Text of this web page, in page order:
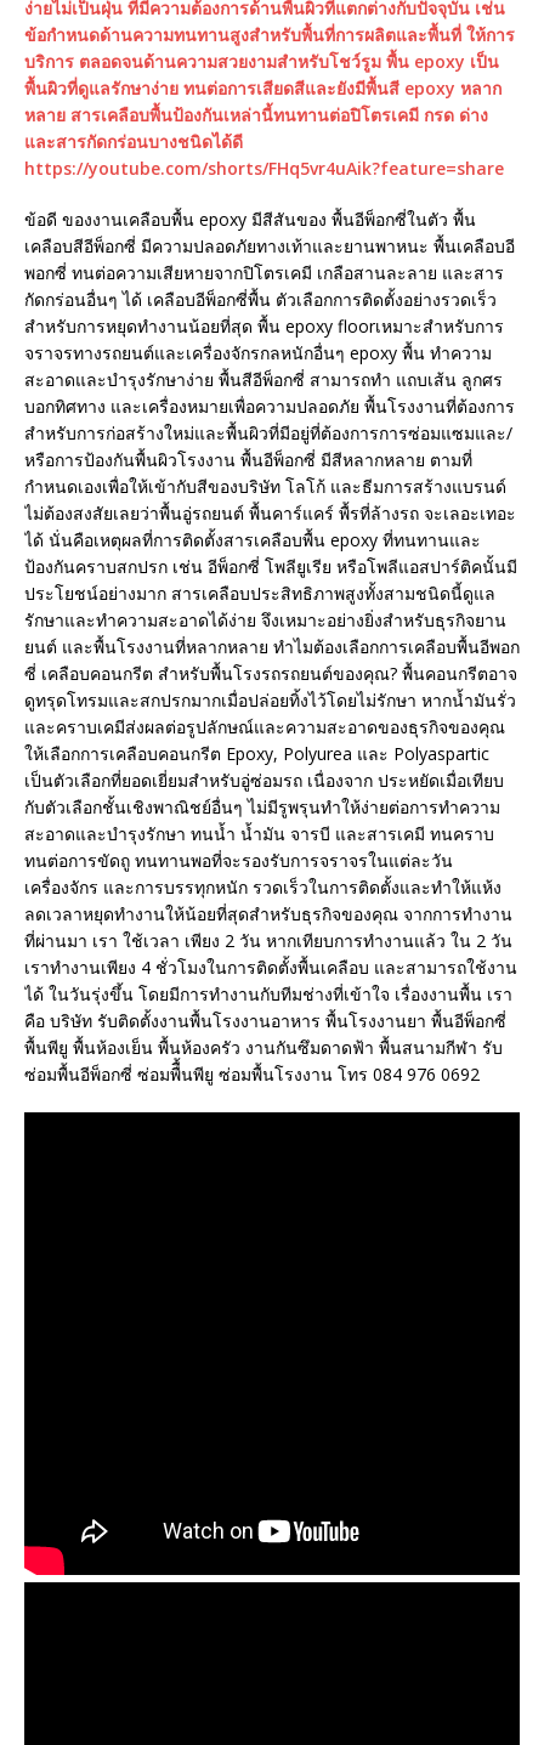
ง่ายไม่เป็นฝุ่น ที่มีความต้องการด้านพื้นผิวที่แตกต่างกับปัจจุบัน เช่น
ข้อกำหนดด้านความทนทานสูงสำหรับพื้นที่การผลิตและพื้นที่ ให้การ
บริการ ตลอดจนด้านความสวยงามสำหรับโชว์รูม พื้น epoxy เป็น
พื้นผิวที่ดูแลรักษาง่าย ทนต่อการเสียดสีและยังมีพื้นสี epoxy หลาก
หลาย สารเคลือบพื้นป้องกันเหล่านี้ทนทานต่อปิโตรเคมี กรด ด่าง
และสารกัดกร่อนบางชนิดได้ดี
https://youtube.com/shorts/FHq5vr4uAik?feature=share
ข้อดี ของงานเคลือบพื้น epoxy มีสีสันของ พื้นอีพ็อกซี่ในตัว พื้น
เคลือบสีอีพ็อกซี่ มีความปลอดภัยทางเท้าและยานพาหนะ พื้นเคลือบอี
พอกซี่ ทนต่อความเสียหายจากปิโตรเคมี เกลือสานละลาย และสาร
กัดกร่อนอื่นๆ ได้ เคลือบอีพ็อกซี่พื้น ตัวเลือกการติดตั้งอย่างรวดเร็ว
สำหรับการหยุดทำงานน้อยที่สุด พื้น epoxy floorเหมาะสำหรับการ
จราจรทางรถยนต์และเครื่องจักรกลหนักอื่นๆ epoxy พื้น ทำความ
สะอาดและบำรุงรักษาง่าย พื้นสีอีพ็อกซี่ สามารถทำ แถบเส้น ลูกศร
บอกทิศทาง และเครื่องหมายเพื่อความปลอดภัย พื้นโรงงานที่ต้องการ
สำหรับการก่อสร้างใหม่และพื้นผิวที่มีอยู่ที่ต้องการการซ่อมแซมและ/
หรือการป้องกันพื้นผิวโรงงาน พื้นอีพ็อกซี่ มีสีหลากหลาย ตามที่
กำหนดเองเพื่อให้เข้ากับสีของบริษัท โลโก้ และธีมการสร้างแบรนด์
ไม่ต้องสงสัยเลยว่าพื้นอู่รถยนต์ พื้นคาร์แคร์ พื้รที่ล้างรถ จะเลอะเทอะ
ได้ นั่นคือเหตุผลที่การติดตั้งสารเคลือบพื้น epoxy ที่ทนทานและ
ป้องกันคราบสกปรก เช่น อีพ็อกซี่ โพลียูเรีย หรือโพลีแอสปาร์ติคนั้นมี
ประโยชน์อย่างมาก สารเคลือบประสิทธิภาพสูงทั้งสามชนิดนี้ดูแล
รักษาและทำความสะอาดได้ง่าย จึงเหมาะอย่างยิ่งสำหรับธุรกิจยาน
ยนต์ และพื้นโรงงานที่หลากหลาย ทำไมต้องเลือกการเคลือบพื้นอีพอก
ซี่ เคลือบคอนกรีต สำหรับพื้นโรงรถรถยนต์ของคุณ? พื้นคอนกรีตอาจ
ดูทรุดโทรมและสกปรกมากเมื่อปล่อยทิ้งไว้โดยไม่รักษา หากน้ำมันรั่ว
และคราบเคมีส่งผลต่อรูปลักษณ์และความสะอาดของธุรกิจของคุณ
ให้เลือกการเคลือบคอนกรีต Epoxy, Polyurea และ Polyaspartic
เป็นตัวเลือกที่ยอดเยี่ยมสำหรับอู่ซ่อมรถ เนื่องจาก ประหยัดเมื่อเทียบ
กับตัวเลือกชั้นเชิงพาณิชย์อื่นๆ ไม่มีรูพรุนทำให้ง่ายต่อการทำความ
สะอาดและบำรุงรักษา ทนน้ำ น้ำมัน จารบี และสารเคมี ทนคราบ
ทนต่อการขัดถู ทนทานพอที่จะรองรับการจราจรในแต่ละวัน
เครื่องจักร และการบรรทุกหนัก รวดเร็วในการติดตั้งและทำให้แห้ง
ลดเวลาหยุดทำงานให้น้อยที่สุดสำหรับธุรกิจของคุณ จากการทำงาน
ที่ผ่านมา เรา ใช้เวลา เพียง 2 วัน หากเทียบการทำงานแล้ว ใน 2 วัน
เราทำงานเพียง 4 ชั่วโมงในการติดตั้งพื้นเคลือบ และสามารถใช้งาน
ได้ ในวันรุ่งขึ้น โดยมีการทำงานกับทีมช่างที่เข้าใจ เรื่องงานพื้น เรา
คือ บริษัท รับติดตั้งงานพื้นโรงงานอาหาร พื้นโรงงานยา พื้นอีพ็อกซี่
พื้นพียู พื้นห้องเย็น พื้นห้องครัว งานกันซึมดาดฟ้า พื้นสนามกีฬา รับ
ซ่อมพื้นอีพ็อกซี่ ซ่อมพืื้นพียู ซ่อมพื้นโรงงาน โทร 084 976 0692